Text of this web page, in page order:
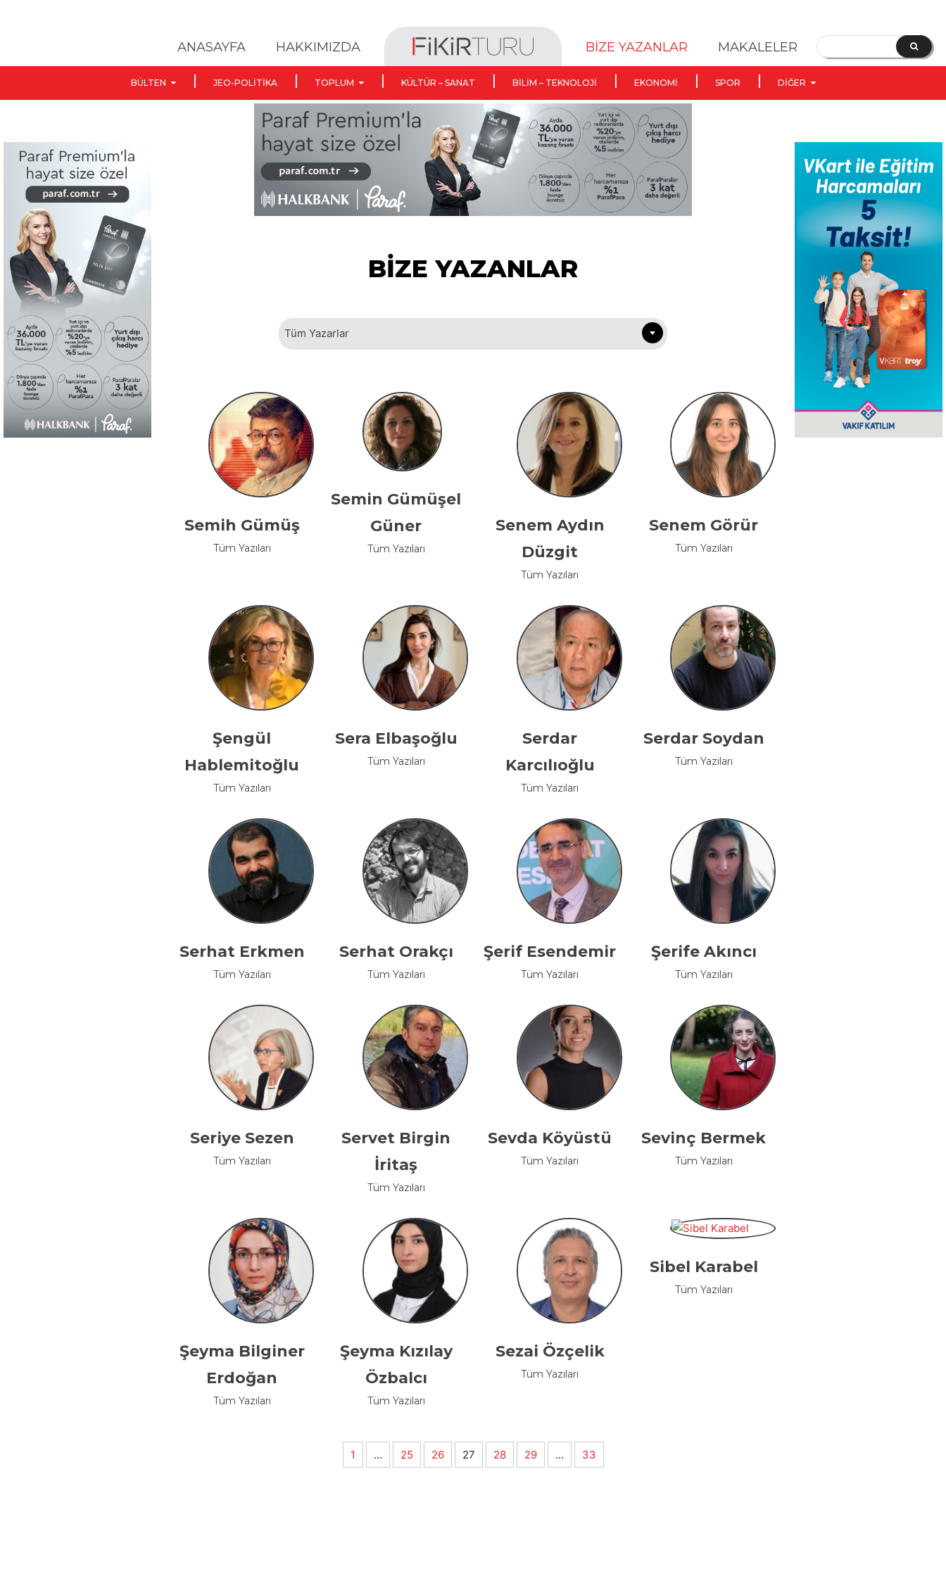
ANASAYFA HAKKIMIZDA BİZE YAZANLAR MAKALELER
BÜLTEN JEO-POLITIKA TOPLUM KÜLTÜR – SANAT BILIM – TEKNOLOJI EKONOMI SPOR DIĞER
BİZE YAZANLAR
Tüm Yazarlar
Semih Gümüş
Tüm Yazıları
Semin Gümüşel
Güner
Tüm Yazıları
Senem Aydın
Düzgit
Tüm Yazıları
Senem Görür
Tüm Yazıları
Şengül
Hablemitoğlu
Tüm Yazıları
Sera Elbaşoğlu
Tüm Yazıları
Serdar
Karcılıoğlu
Tüm Yazıları
Serdar Soydan
Tüm Yazıları
Serhat Erkmen
Tüm Yazıları
Serhat Orakçı
Tüm Yazıları
Şerif Esendemir
Tüm Yazıları
Şerife Akıncı
Tüm Yazıları
Seriye Sezen
Tüm Yazıları
Servet Birgin
İritaş
Tüm Yazıları
Sevda Köyüstü
Tüm Yazıları
Sevinç Bermek
Tüm Yazıları
Şeyma Bilginer
Erdoğan
Tüm Yazıları
Şeyma Kızılay
Özbalcı
Tüm Yazıları
Sezai Özçelik
Tüm Yazıları
Sibel Karabel
Tüm Yazıları
1 … 25 26 27 28 29 … 33